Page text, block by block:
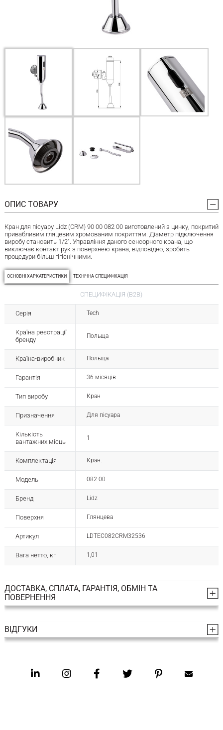
ОПИС ТОВАРУ
Кран для пісуару Lidz (CRM) 90 00 082 00 виготовлений з цинку, покритий
привабливим гляцевим хромованим покриттям. Діаметр підключення
виробу становить 1/2". Управління даного сенсорного крана, що
виключає контакт рук з поверхнею крана, відповідно, зробить
процедури більш гігієнічними.
ОСНОВНІ ХАРКАТЕРИСТИКИ ТЕХНІЧНА СПЕЦИФІКАЦІЯ
СПЕЦИФІКАЦІЯ (B2B)
Серія Tech
Країна реєстрації
бренду
Польща
Країна-виробник Польща
Гарантія 36 місяців
Тип виробу Кран
Призначення Для пісуара
Кількість
вантажних місць
1
Комплектація Кран.
Модель 082 00
Бренд Lidz
Поверхня Глянцева
Артикул LDTEC082CRM32536
Вага нетто, кг 1,01
ДОСТАВКА, СПЛАТА, ГАРАНТІЯ, ОБМІН ТА
ПОВЕРНЕННЯ
ВІДГУКИ